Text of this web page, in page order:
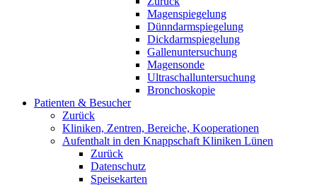
Magenspiegelung
Dünndarmspiegelung
Dickdarmspiegelung
Gallenuntersuchung
Magensonde
Ultraschalluntersuchung
Bronchoskopie
Patienten & Besucher
Zurück
Kliniken, Zentren, Bereiche, Kooperationen
Aufenthalt in den Knappschaft Kliniken Lünen
Zurück
Datenschutz
Speisekarten